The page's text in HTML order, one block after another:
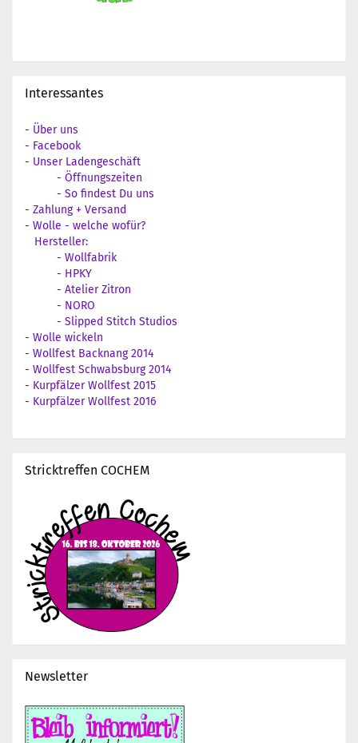
Interessantes
- Über uns
- Facebook
- Unser Ladengeschäft
- Öffnungszeiten
- So findest Du uns
- Zahlung + Versand
- Wolle - welche wofür?
Hersteller:
- Wollfabrik
- HPKY
- Atelier Zitron
- NORO
- Slipped Stitch Studios
- Wolle wickeln
- Wollfest Backnang 2014
- Wollfest Schwabsburg 2014
- Kurpfälzer Wollfest 2015
- Kurpfälzer Wollfest 2016
Stricktreffen COCHEM
Newsletter